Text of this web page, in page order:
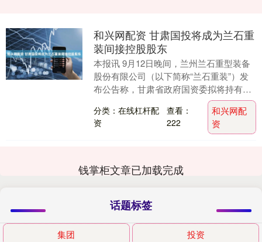
和兴网配资 甘肃国投将成为兰石重
装间接控股股东
本报讯 9月12日晚间，兰州兰石重型装备
股份有限公司（以下简称“兰石重装”）发
布公告称，甘肃省政府国资委拟将持有的
公司控股股东兰州兰石集团有限公司（以
下简称“兰....
分类：在线杠杆配
资
查看：
222
和兴网配
资
钱掌柜文章已加载完成
话题标签
集团 投资